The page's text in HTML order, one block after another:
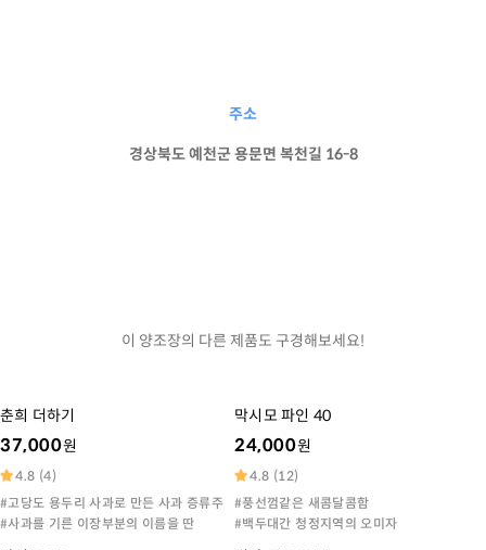
주소
경상북도 예천군 용문면 복천길 16-8
이 양조장의 다른 제품도 구경해보세요!
춘희 더하기
37,000원
4.8 (4)
#고당도 용두리 사과로 만든 사과 증류주
#사과를 기른 이장부분의 이름을 딴
막시모 파인 40
24,000원
4.8 (12)
#풍선껌같은 새콤달콤함
#백두대간 청정지역의 오미자